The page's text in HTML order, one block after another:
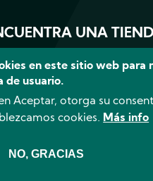
UNA
NUESTRA
en este sitio web para
de usuario.
Aceptar, otorga su
cookies. Más info
NO, GRACIAS